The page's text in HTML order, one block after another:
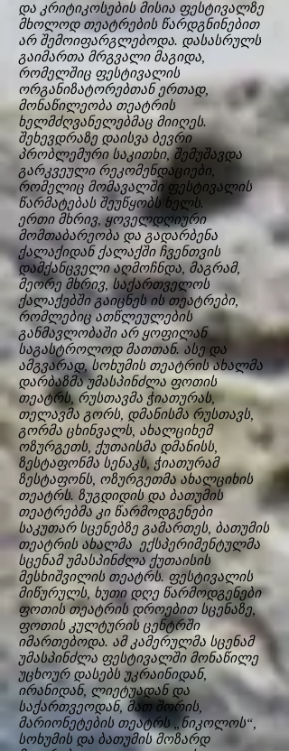
და კრიტიკოსების მისია ფესტივალზე
მხოლოდ თეატრების წარდგნინებით
არ შემოიფარგლებოდა. დასასრულს
გაიმართა მრგვალი მაგიდა,
რომელშიც ფესტივალის
ორგანიზატორებთან ერთად,
მონაწილეობა თეატრის
ხელმძღვანელებმაც მიიღეს.
შეხევდრაზე დაისვა ბევრი
პრობლემური საკითხი, შემუშავდა
გარკვეული რეკომენდაციები,
რომელიც მომავალში ფესტივალის
წარმატებას შეუწყობს ხელს.
ერთი მხრივ, ყოველდღიური
მომთაბარეობა და გადარბენა
ქალაქიდან ქალაქში ჩვენთვის
დამქანცველი აღმოჩნდა, მაგრამ,
მეორე მხრივ, საქართველოს
ქალაქებში გაიცნეს ის თეატრები,
რომლებიც ათწლეულების
განმავლობაში არ ყოფილან
საგასტროლოდ მათთან. ასე და
ამგვარად, სოხუმის თეატრის ახალმა
დარბაზმა უმასპინძლა ფოთის
თეატრს, რუსთავმა ჭიათურას,
თელავმა გორს, დმანისმა რუსთავს,
გორმა ცხინვალს, ახალციხემ
ოზურგეთს, ქუთაისმა დმანისს,
ზესტაფონმა სენაკს, ჭიათურამ
ზესტაფონს, ოზურგეთმა ახალციხის
თეატრს. ზუგდიდის და ბათუმის
თეატრებმა კი წარმოდგენები
საკუთარ სცენებზე გამართეს, ბათუმის
თეატრის ახალმა ექსპერიმენტულმა
სცენამ უმასპინძლა ქუთაისის
მესხიშვილის თეატრს. ფესტივალის
მიწურულს, ხუთი დღე წარმოდგენები
ფოთის თეატრის დროებით სცენაზე,
ფოთის კულტურის ცენტრში
იმართებოდა. ამ კამერულმა სცენამ
უმასპინძლა ფესტივალში მონაწილე
უცხოურ დასებს უკრაინიდან,
ირანიდან, ლიეტუადან და
საქართვეოდან, მათ შორის,
მარიონეტების თეატრს „ნიკოლოს“,
სოხუმის და ბათუმის მოზარდ